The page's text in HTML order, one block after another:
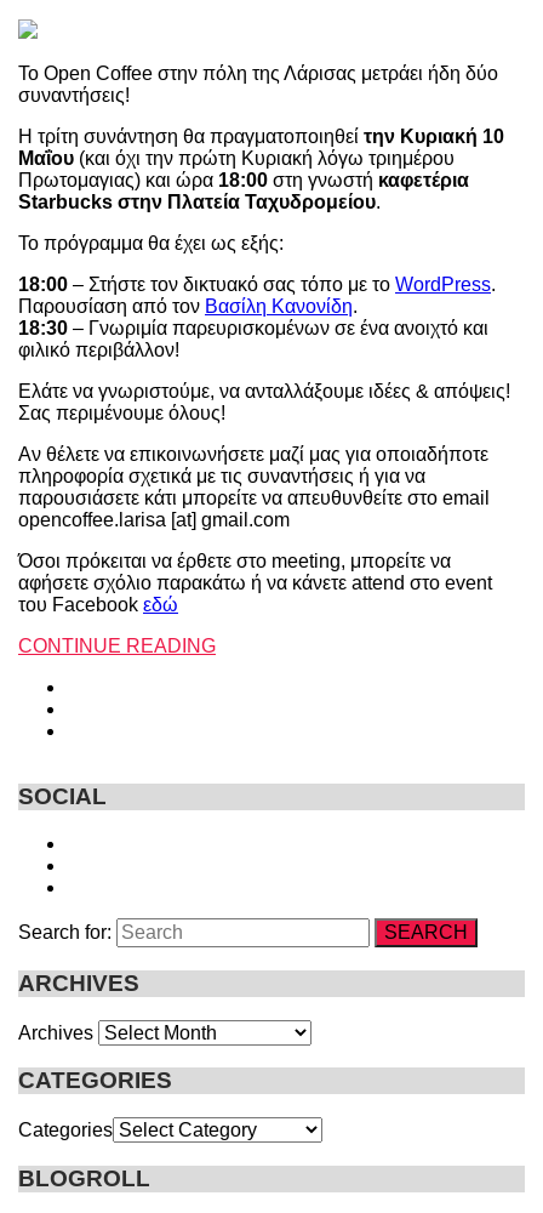
Το Open Coffee στην πόλη της Λάρισας μετράει ήδη δύο
συναντήσεις!
Η τρίτη συνάντηση θα πραγματοποιηθεί την Κυριακή 10
Μαΐου (και όχι την πρώτη Κυριακή λόγω τριημέρου
Πρωτομαγιας) και ώρα 18:00 στη γνωστή καφετέρια
Starbucks στην Πλατεία Ταχυδρομείου.
Το πρόγραμμα θα έχει ως εξής:
18:00 – Στήστε τον δικτυακό σας τόπο με το WordPress.
Παρουσίαση από τον Βασίλη Κανονίδη.
18:30 – Γνωριμία παρευρισκομένων σε ένα ανοιχτό και
φιλικό περιβάλλον!
Ελάτε να γνωριστούμε, να ανταλλάξουμε ιδέες & απόψεις!
Σας περιμένουμε όλους!
Αν θέλετε να επικοινωνήσετε μαζί μας για οποιαδήποτε
πληροφορία σχετικά με τις συναντήσεις ή για να
παρουσιάσετε κάτι μπορείτε να απευθυνθείτε στο email
opencoffee.larisa [at] gmail.com
Όσοι πρόκειται να έρθετε στο meeting, μπορείτε να
αφήσετε σχόλιο παρακάτω ή να κάνετε attend στο event
του Facebook εδώ
CONTINUE READING
SOCIAL
Search for: SEARCH
ARCHIVES
Archives
CATEGORIES
Categories
BLOGROLL